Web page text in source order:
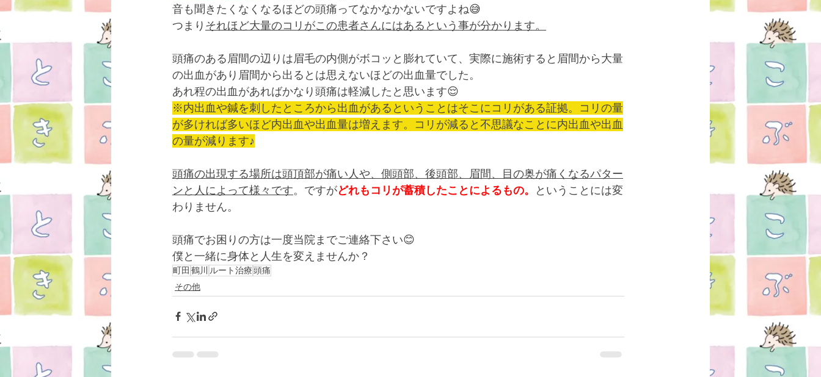
音も聞きたくなくなるほどの頭痛ってなかなかないですよね😅
つまり それほど大量のコリがこの患者さんにはあるという事が分かります。
頭痛のある眉間の辺りは眉毛の内側がボコッと膨れていて、実際に施術すると眉間から大量
の出血があり眉間から出るとは思えないほどの出血量でした。
あれ程の出血があればかなり頭痛は軽減したと思います😌
※内出血や鍼を刺したところから出血があるということはそこにコリがある証拠。コリの量
が多ければ多いほど内出血や出血量は増えます。コリが減ると不思議なことに内出血や出血
の量が減ります♪
頭痛の出現する場所は頭頂部が痛い人や、側頭部、後頭部、眉間、目の奥が痛くなるパター
ンと人によって様々です。ですがどれもコリが蓄積したことによるもの。
ということには変
わりません。
頭痛でお困りの方は一度当院までご連絡下さい😊
僕と一緒に身体と人生を変えませんか？
町田 鶴川 ルート治療頭痛
その他